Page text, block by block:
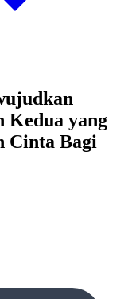
Kedua yang
Cinta Bagi